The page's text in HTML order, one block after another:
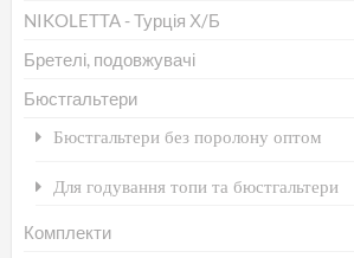
NIKOLETTA - Турція Х/Б
Бретелі, подовжувачі
Бюстгальтери
Бюстгальтери без поролону оптом
Для годування топи та бюстгальтери
Комплекти